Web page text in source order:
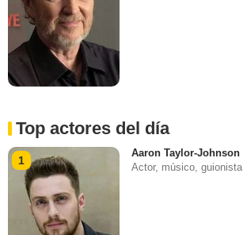
Top actores del día
1
Aaron Taylor-Johnson
Actor, músico, guionista